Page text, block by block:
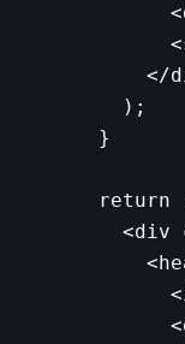
</
    );
  }
return
<div